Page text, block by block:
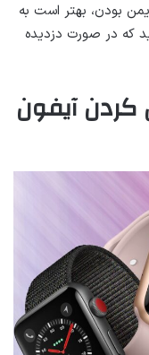
بودن، بهتر است به
که در صورت دزدیده
کردن آیفون